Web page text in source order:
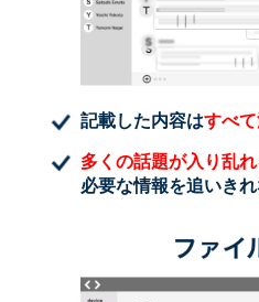
記載した内容はすべ
多くの話題が入り乱
必要な情報を追いき